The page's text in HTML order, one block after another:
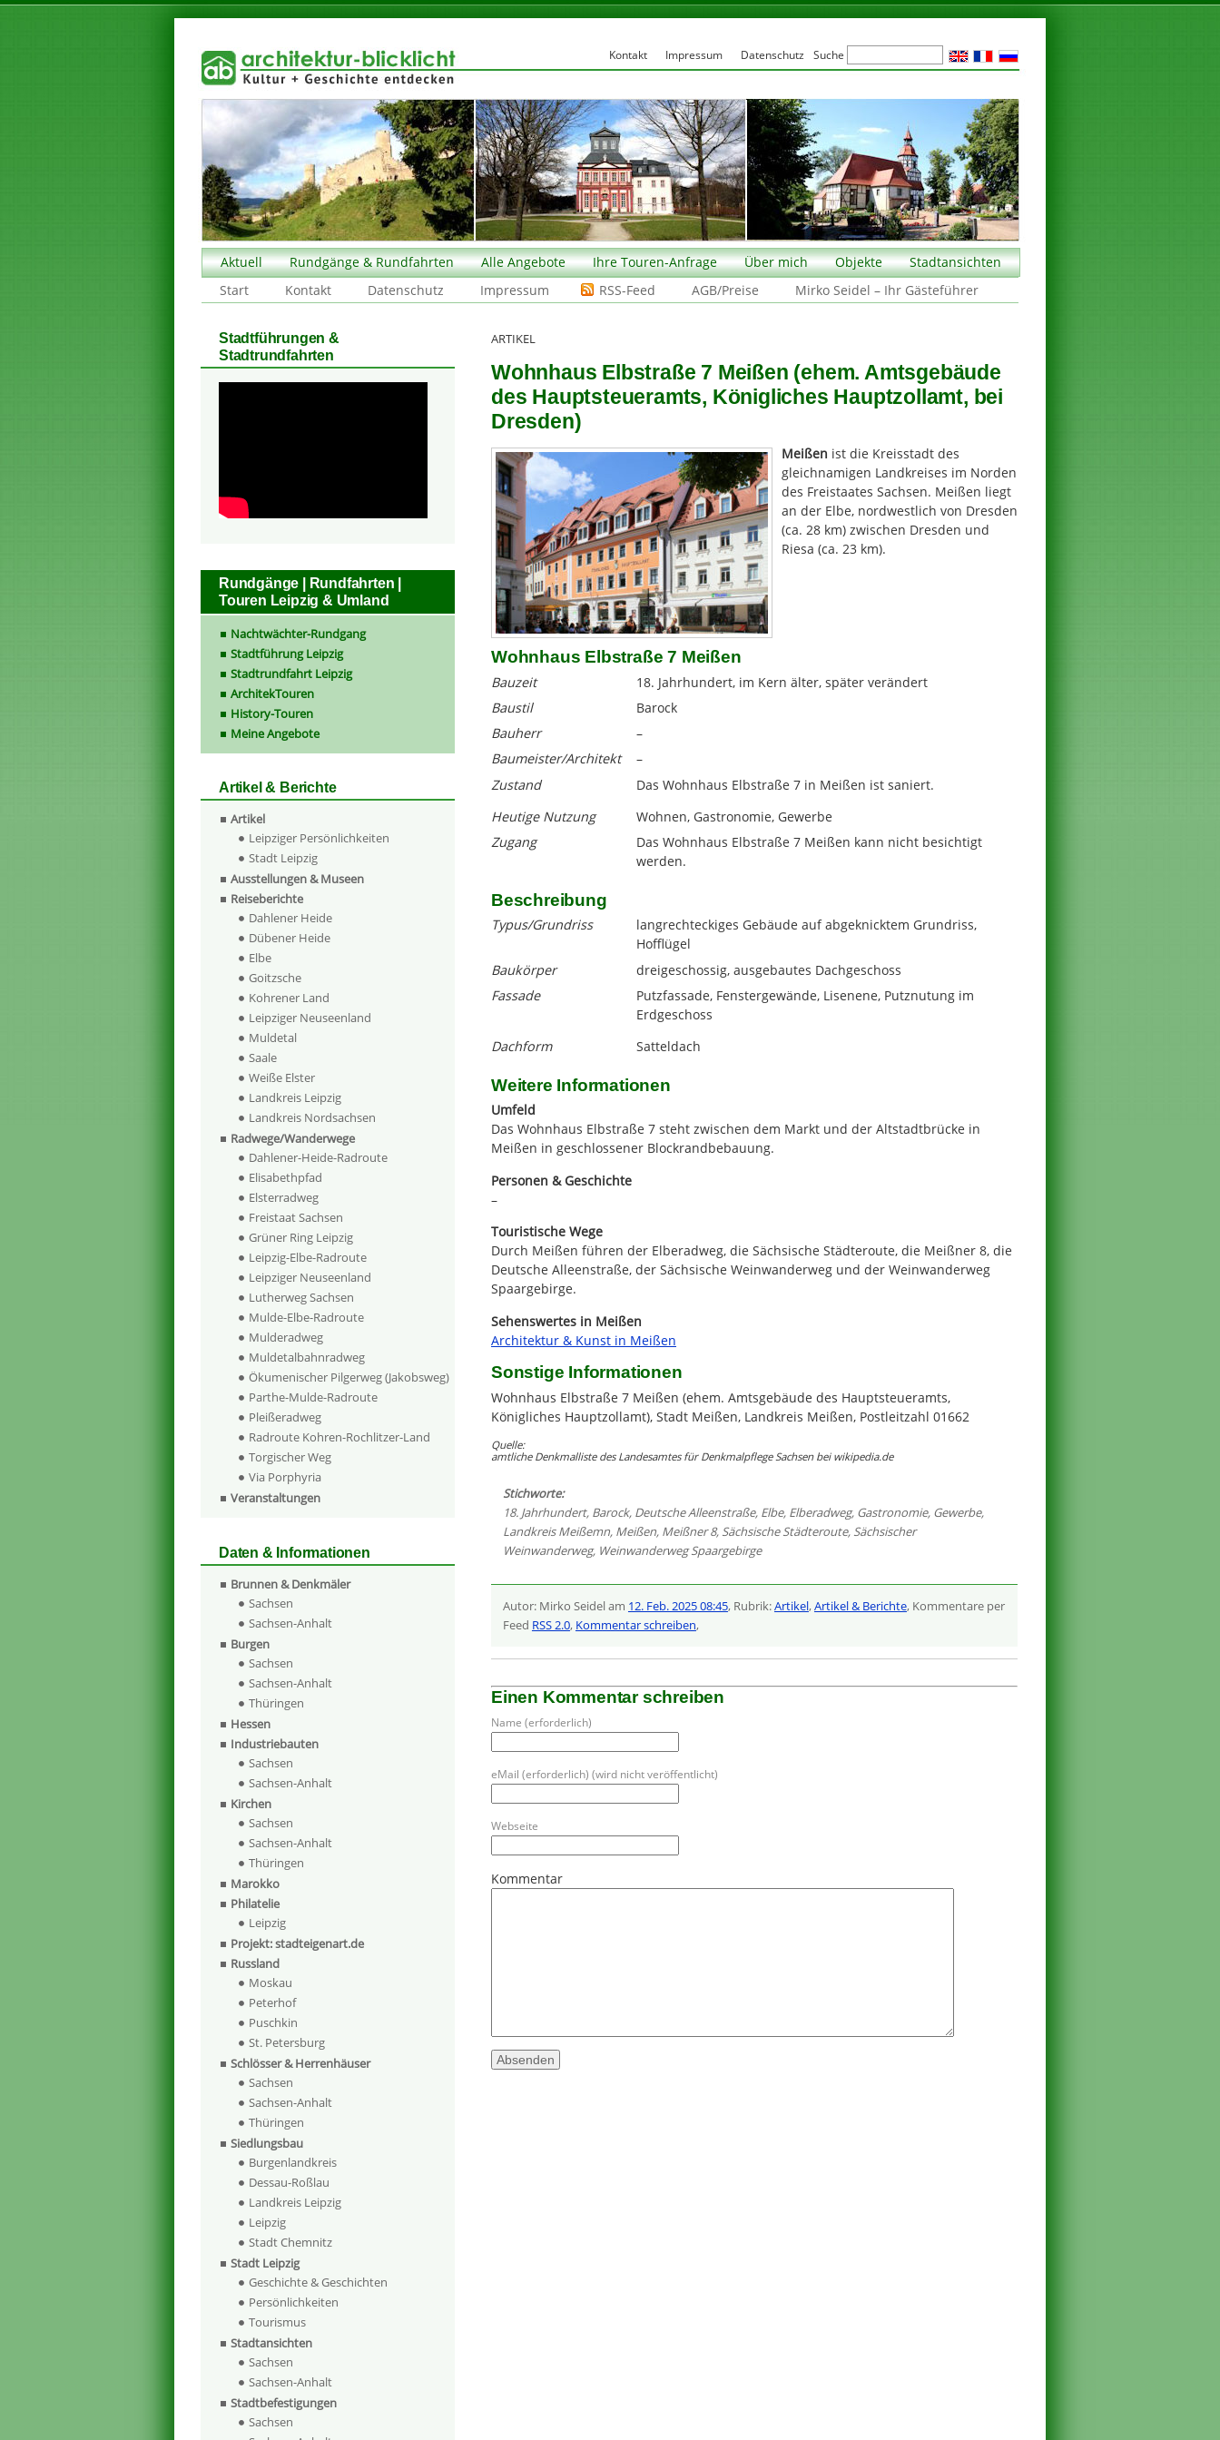
Aktuell Rundgänge & Rundfahrten Alle Angebote Ihre Touren-Anfrage Über mich Objekte
Stadtansichten
Start
Kontakt Datenschutz Impressum RSS-Feed AGB/Preise Mirko Seidel – Ihr Gästeführer
ARTIKEL
Wohnhaus Elbstraße 7 Meißen (ehem. Amtsgebäude
des Hauptsteueramts, Königliches Hauptzollamt, bei
Dresden)
Meißen ist die Kreisstadt des
gleichnamigen Landkreises im Norden
des Freistaates Sachsen. Meißen liegt
an der Elbe, nordwestlich von Dresden
(ca. 28 km) zwischen Dresden und
Riesa (ca. 23 km).
Wohnhaus Elbstraße 7 Meißen
Bauzeit
18. Jahrhundert, im Kern älter, später verändert
Baustil
Barock
Bauherr
–
Baumeister/Architekt
–
Zustand
Das Wohnhaus Elbstraße 7 in Meißen ist saniert.
Heutige Nutzung
Wohnen, Gastronomie, Gewerbe
Zugang
Das Wohnhaus Elbstraße 7 Meißen kann nicht besichtigt
werden.
Beschreibung
Typus/Grundriss
langrechteckiges Gebäude auf abgeknicktem Grundriss,
Hofflügel
Baukörper
dreigeschossig, ausgebautes Dachgeschoss
Fassade
Putzfassade, Fenstergewände, Lisenene, Putznutung im
Erdgeschoss
Dachform
Satteldach
Weitere Informationen
Umfeld
Das Wohnhaus Elbstraße 7 steht zwischen dem Markt und der Altstadtbrücke in
Meißen in geschlossener Blockrandbebauung.
Personen & Geschichte
–
Touristische Wege
Durch Meißen führen der Elberadweg, die Sächsische Städteroute, die Meißner 8, die
Deutsche Alleenstraße, der Sächsische Weinwanderweg und der Weinwanderweg
Spaargebirge.
Sehenswertes in Meißen
Architektur & Kunst in Meißen
Sonstige Informationen
Wohnhaus Elbstraße 7 Meißen (ehem. Amtsgebäude des Hauptsteueramts,
Königliches Hauptzollamt), Stadt Meißen, Landkreis Meißen, Postleitzahl 01662
Quelle:
amtliche Denkmalliste des Landesamtes für Denkmalpflege Sachsen bei wikipedia.de
Stichworte:
18. Jahrhundert, Barock, Deutsche Alleenstraße, Elbe, Elberadweg, Gastronomie, Gewerbe,
Landkreis Meißemn, Meißen, Meißner 8, Sächsische Städteroute, Sächsischer
Weinwanderweg, Weinwanderweg Spaargebirge
Autor: Mirko Seidel am 12. Feb. 2025 08:45, Rubrik:Artikel,Artikel & Berichte, Kommentare per
Feed RSS 2.0, Kommentar schreiben,
Einen Kommentar schreiben
Name (erforderlich)
eMail (erforderlich) (wird nicht veröffentlicht)
Webseite
Kommentar
Stadtführungen &
Stadtrundfahrten
Rundgänge | Rundfahrten |
Touren Leipzig & Umland
Nachtwächter-Rundgang
Stadtführung Leipzig
Stadtrundfahrt Leipzig
ArchitekTouren
History-Touren
Meine Angebote
Artikel & Berichte
Artikel
Leipziger Persönlichkeiten
Stadt Leipzig
Ausstellungen & Museen
Reiseberichte
Dahlener Heide
Dübener Heide
Elbe
Goitzsche
Kohrener Land
Leipziger Neuseenland
Muldetal
Saale
Weiße Elster
Landkreis Leipzig
Landkreis Nordsachsen
Radwege/Wanderwege
Dahlener-Heide-Radroute
Elisabethpfad
Elsterradweg
Freistaat Sachsen
Grüner Ring Leipzig
Leipzig-Elbe-Radroute
Leipziger Neuseenland
Lutherweg Sachsen
Mulde-Elbe-Radroute
Mulderadweg
Muldetalbahnradweg
Ökumenischer Pilgerweg (Jakobsweg)
Parthe-Mulde-Radroute
Pleißeradweg
Radroute Kohren-Rochlitzer-Land
Torgischer Weg
Via Porphyria
Veranstaltungen
Daten & Informationen
Brunnen & Denkmäler
Sachsen
Sachsen-Anhalt
Burgen
Sachsen
Sachsen-Anhalt
Thüringen
Hessen
Industriebauten
Sachsen
Sachsen-Anhalt
Kirchen
Sachsen
Sachsen-Anhalt
Thüringen
Marokko
Philatelie
Leipzig
Projekt: stadteigenart.de
Russland
Moskau
Peterhof
Puschkin
St. Petersburg
Schlösser & Herrenhäuser
Sachsen
Sachsen-Anhalt
Thüringen
Siedlungsbau
Burgenlandkreis
Dessau-Roßlau
Landkreis Leipzig
Leipzig
Stadt Chemnitz
Stadt Leipzig
Geschichte & Geschichten
Persönlichkeiten
Tourismus
Stadtansichten
Sachsen
Sachsen-Anhalt
Stadtbefestigungen
Sachsen
Kontakt Impressum Datenschutz Suche